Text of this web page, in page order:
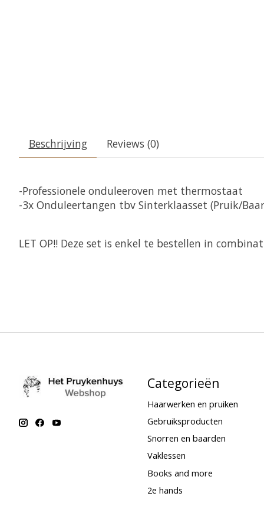
Beschrijving Reviews (0)
-Professionele onduleeroven met thermostaat
-3x Onduleertangen tbv Sinterklaasset (Pruik/
LET OP!! Deze set is enkel te bestellen in
Categorieën
Haarwerken en pruiken
Gebruiksproducten
Snorren en baarden
Vaklessen
Books and more
2e hands